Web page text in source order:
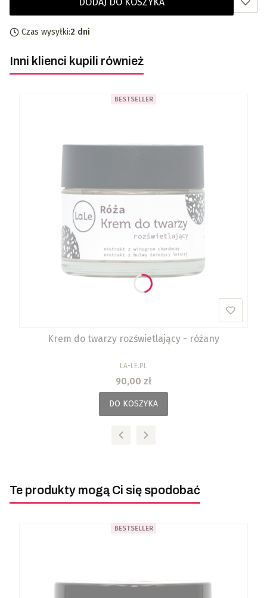
Czas wysyłki:2 dni
Inni klienci kupili również
BESTSELLER
Krem do twarzy rozświetlający - różany
PRODUCENT
LA-LE.PL
Cena
90,00 zł
DO KOSZYKA
Te produkty mogą Ci się spodobać
BESTSELLER